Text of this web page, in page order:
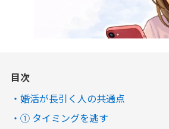
目次
婚活が長引く人の共通点
① タイミングを逃す